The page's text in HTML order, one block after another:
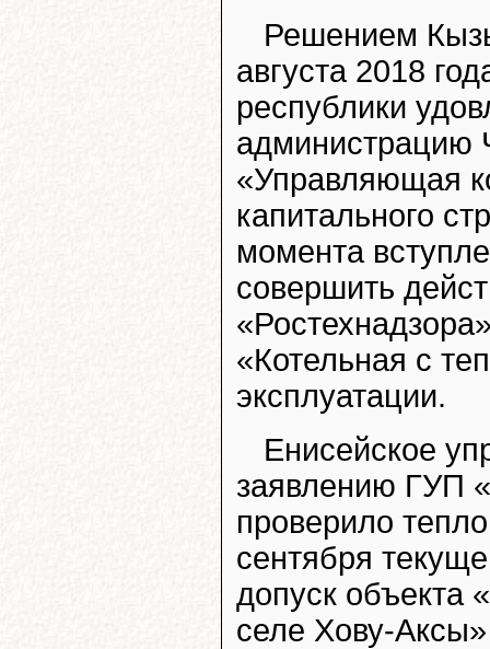
Решением
августа 2018
республики
администрацию
«Управляющая
капитального
момента
совершить
«Котельная с
эксплуатации.
Енисейское
заявлению ГУП
проверило
сентября
допуск объекта
селе Хову-